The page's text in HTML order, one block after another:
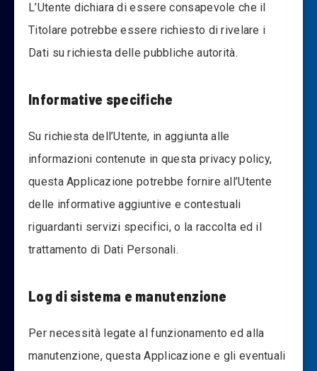
L’Utente dichiara di essere consapevole che il
Titolare potrebbe essere richiesto di rivelare i
Dati su richiesta delle pubbliche autorità.
Informative specifiche
Su richiesta dell’Utente, in aggiunta alle
informazioni contenute in questa privacy policy,
questa Applicazione potrebbe fornire all’Utente
delle informative aggiuntive e contestuali
riguardanti servizi specifici, o la raccolta ed il
trattamento di Dati Personali.
Log di sistema e manutenzione
Per necessità legate al funzionamento ed alla
manutenzione, questa Applicazione e gli eventuali